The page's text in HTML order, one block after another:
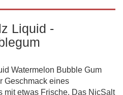
Liquid -
Watermelon Bubble Gum
Geschmack eines
mit etwas Frische. Das NicSalt